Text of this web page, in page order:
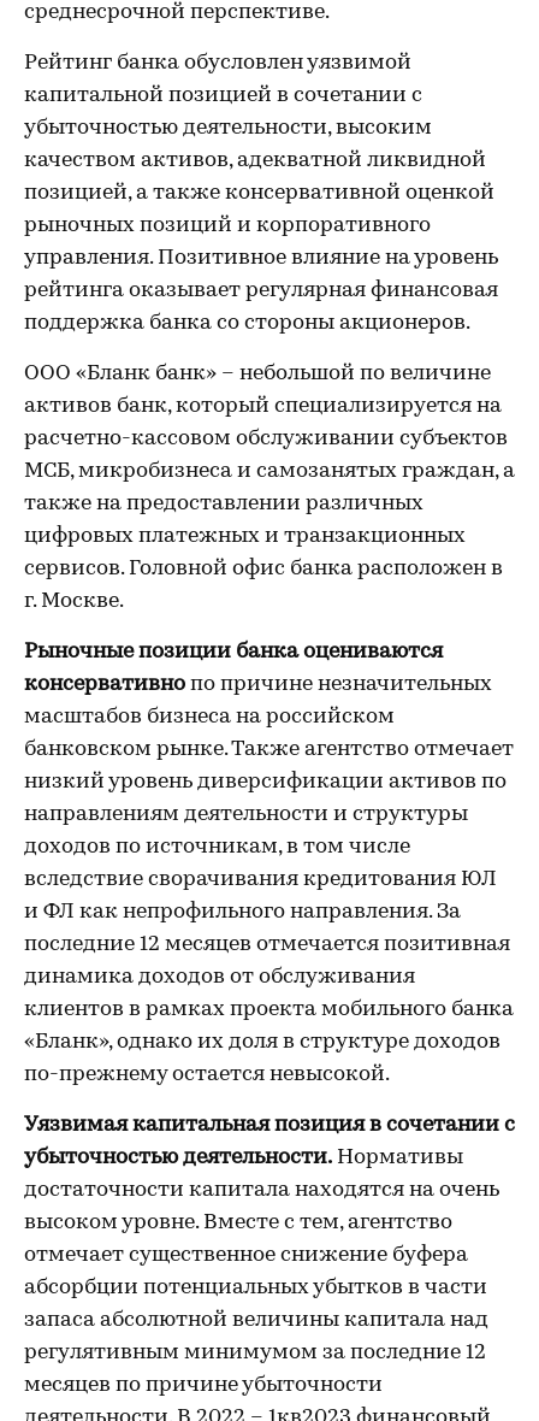
среднесрочной перспективе.
Рейтинг банка обусловлен уязвимой
капитальной позицией в сочетании с
убыточностью деятельности, высоким
качеством активов, адекватной ликвидной
позицией, а также консервативной оценкой
рыночных позиций и корпоративного
управления. Позитивное влияние на уровень
рейтинга оказывает регулярная финансовая
поддержка банка со стороны акционеров.
ООО «Бланк банк» – небольшой по величине
активов банк, который специализируется на
расчетно-кассовом обслуживании субъектов
МСБ, микробизнеса и самозанятых граждан, а
также на предоставлении различных
цифровых платежных и транзакционных
сервисов. Головной офис банка расположен в
г. Москве.
Рыночные позиции банка оцениваются
консервативно по причине незначительных
масштабов бизнеса на российском
банковском рынке. Также агентство отмечает
низкий уровень диверсификации активов по
направлениям деятельности и структуры
доходов по источникам, в том числе
вследствие сворачивания кредитования ЮЛ
и ФЛ как непрофильного направления. За
последние 12 месяцев отмечается позитивная
динамика доходов от обслуживания
клиентов в рамках проекта мобильного банка
«Бланк», однако их доля в структуре доходов
по-прежнему остается невысокой.
Уязвимая капитальная позиция в сочетании с
убыточностью деятельности. Нормативы
достаточности капитала находятся на очень
высоком уровне. Вместе с тем, агентство
отмечает существенное снижение буфера
абсорбции потенциальных убытков в части
запаса абсолютной величины капитала над
регулятивным минимумом за последние 12
месяцев по причине убыточности